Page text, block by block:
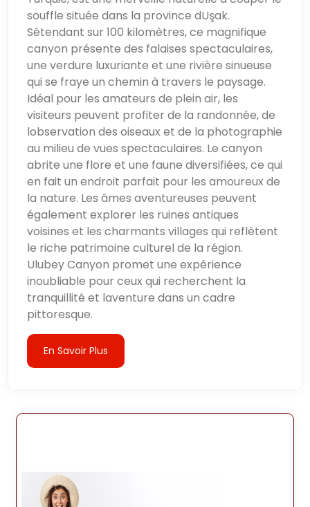
souffle située dans la province dUşak.
Sétendant sur 100 kilomètres, ce magnifique
canyon présente des falaises spectaculaires,
une verdure luxuriante et une rivière sinueuse
qui se fraye un chemin à travers le paysage.
Idéal pour les amateurs de plein air, les
visiteurs peuvent profiter de la randonnée, de
lobservation des oiseaux et de la photographie
au milieu de vues spectaculaires. Le canyon
abrite une flore et une faune diversifiées, ce qui
en fait un endroit parfait pour les amoureux de
la nature. Les âmes aventureuses peuvent
également explorer les ruines antiques
voisines et les charmants villages qui reflètent
le riche patrimoine culturel de la région.
Ulubey Canyon promet une expérience
inoubliable pour ceux qui recherchent la
tranquillité et laventure dans un cadre
pittoresque.
En Savoir Plus